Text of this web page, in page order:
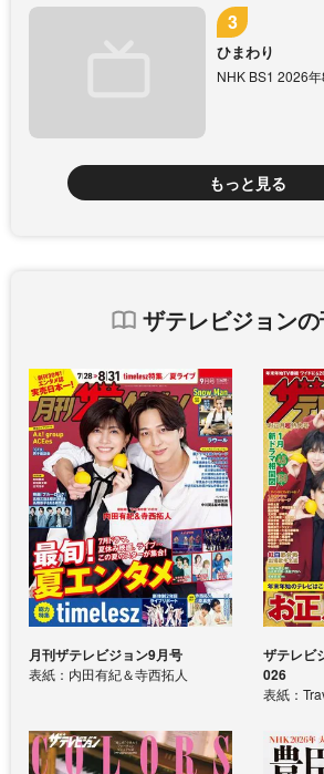
ひまわり
NHK BS1 2026
もっと見る
ザテレビジョン
月刊ザテレビジョン9月号
表紙：内田有紀＆寺西拓人
ザテレビ
026
表紙：